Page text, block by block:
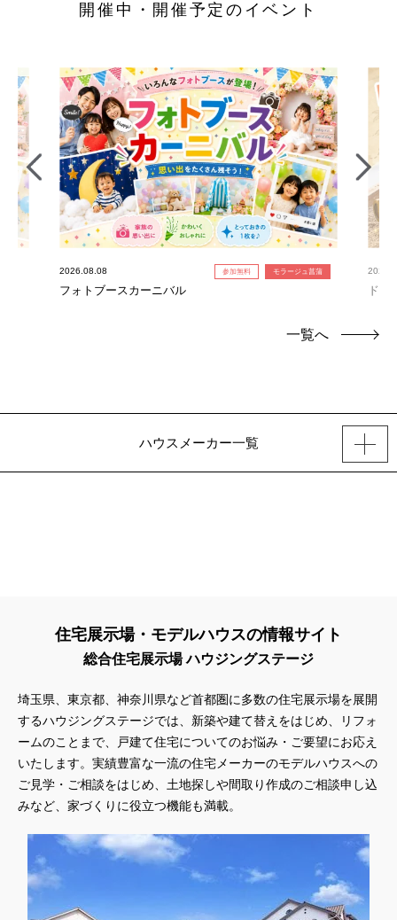
開催中・開催予定のイベント
2026.08.08 参加無料 モラージュ菖蒲
フォトブースカーニバル ドキ
一覧へ
ハウスメーカー一覧
住宅展示場・モデルハウスの情報サイト
総合住宅展示場 ハウジングステージ
埼玉県、東京都、神奈川県など首都圏に多数の住宅展示場を展開
するハウジングステージでは、新築や建て替えをはじめ、リフォ
ームのことまで、戸建て住宅についてのお悩み・ご要望にお応え
いたします。実績豊富な一流の住宅メーカーのモデルハウスへの
ご見学・ご相談をはじめ、土地探しや間取り作成のご相談申し込
みなど、家づくりに役立つ機能も満載。